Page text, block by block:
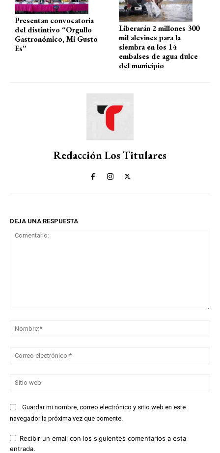
Presentan convocatoria
del distintivo “Orgullo
Gastronómico, Mi Gusto
Es”
Liberarán 2 millones 300
mil alevines para la
siembra en los 14
embalses de agua dulce
del municipio
Redacción Los Titulares
DEJA UNA RESPUESTA
Guardar mi nombre, correo electrónico y sitio web en este
navegador la próxima vez que comente.
Recibir un email con los siguientes comentarios a esta
entrada.